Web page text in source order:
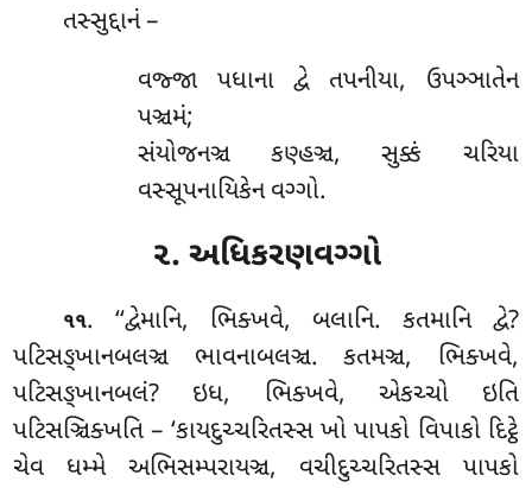
તસ્સુદ્દાનં –
વજ્જા પધાના દ્વે તપનીયા, ઉપઞ્ઞાતેન
પઞ્ચમં;
સંયોજનઞ્ચ કણ્હઞ્ચ, સુક્કં ચરિયા
વસ્સૂપનાયિકેન વગ્ગો.
૨. અધિકરણવગ્ગો
૧૧. ‘‘દ્વેમાનિ, ભિક્ખવે, બલાનિ. કતમાનિ દ્વે?
પટિસઙ્ખાનબલઞ્ચ ભાવનાબલઞ્ચ. કતમઞ્ચ, ભિક્ખવે,
પટિસઙ્ખાનબલં? ઇધ, ભિક્ખવે, એકચ્ચો ઇતિ
પટિસઞ્ચિક્ખતિ – ‘કાયદુચ્ચરિતસ્સ ખો પાપકો વિપાકો દિટ્ઠે
ચેવ ધમ્મે અભિસમ્પરાયઞ્ચ, વચીદુચ્ચરિતસ્સ પાપકો